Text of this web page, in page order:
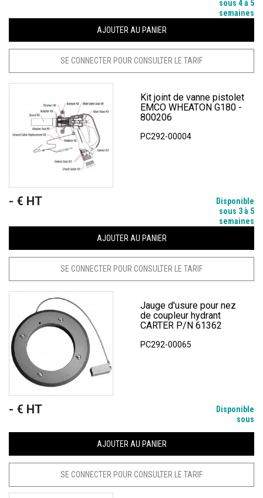
sous 4 à 5
semaines
AJOUTER AU PANIER
SE CONNECTER POUR CONSULTER LE TARIF
Kit joint de vanne pistolet
EMCO WHEATON G180 -
800206
PC292-00004
Prix
- € HT
Disponible
sous 3 à 5
semaines
AJOUTER AU PANIER
SE CONNECTER POUR CONSULTER LE TARIF
Jauge d'usure pour nez
de coupleur hydrant
CARTER P/N 61362
PC292-00065
Prix
- € HT
Disponible
sous
AJOUTER AU PANIER
SE CONNECTER POUR CONSULTER LE TARIF